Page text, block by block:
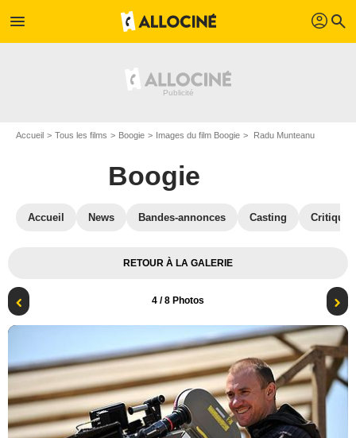
menu profil search
Accueil Tous les films Boogie Images du film Boogie Radu Munteanu
Boogie
Accueil News Bandes-annonces Casting
RETOUR À LA GALERIE
4 / 8 Photos